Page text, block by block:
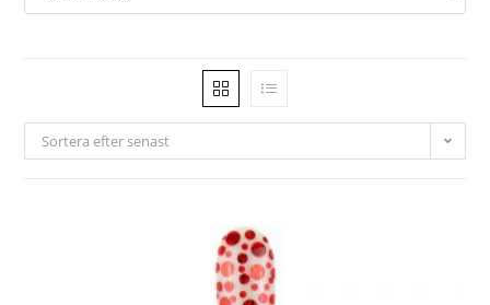
Sortera efter senast